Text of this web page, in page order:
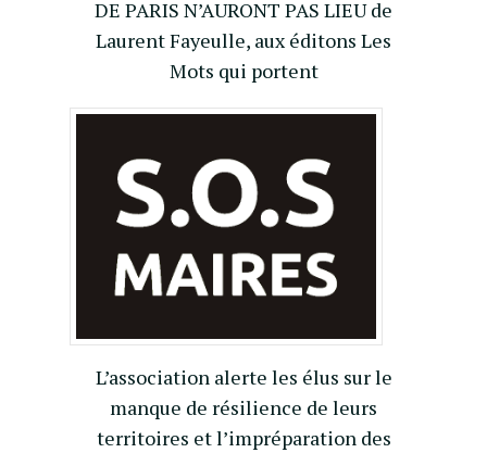
DE PARIS N’AURONT PAS LIEU de
Laurent Fayeulle, aux éditons Les
Mots qui portent
L’association alerte les élus sur le
manque de résilience de leurs
territoires et l’impréparation des